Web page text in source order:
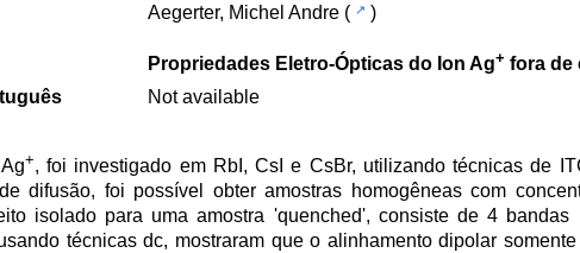
Aegerter, Michel Andre ( )
Propriedades Eletro-Ópticas do Ion Ag+ fora de
Not available
+, foi investigado em RbI, CsI e CsBr, utilizando técnicas de
difusão, foi possível obter amostras homogêneas com
isolado para uma amostra 'quenched', consiste de 4
técnicas dc, mostraram que o alinhamento dipolar